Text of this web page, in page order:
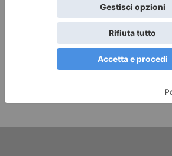
POST RECENTI